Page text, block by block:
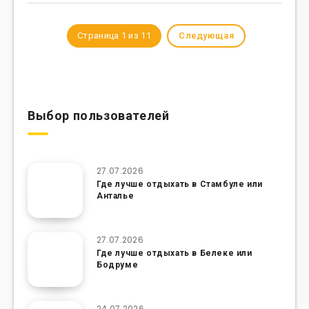
Страница 1 из 11 Следующая
Выбор пользователей
27.07.2026
Где лучше отдыхать в Стамбуле или
Анталье
27.07.2026
Где лучше отдыхать в Белеке или
Бодруме